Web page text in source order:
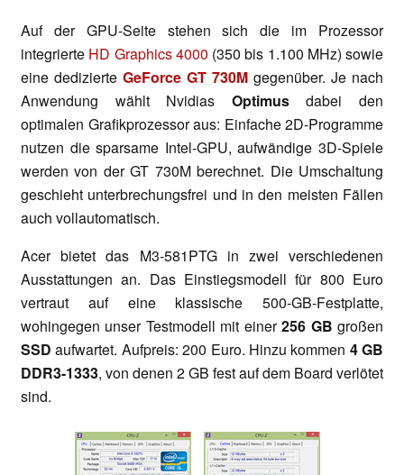
Auf der GPU-Seite stehen sich die im Prozessor
integrierte HD Graphics 4000 (350 bis 1.100 MHz) sowie
eine dedizierte GeForce GT 730M gegenüber. Je nach
Anwendung wählt Nvidias Optimusdabei den
optimalen Grafikprozessor aus: Einfache 2D-Programme
nutzen die sparsame Intel-GPU, aufwändige 3D-Spiele
werden von der GT 730M berechnet. Die Umschaltung
geschieht unterbrechungsfrei und in den meisten Fällen
auch vollautomatisch.
Acer bietet das M3-581PTG in zwei verschiedenen
Ausstattungen an. Das Einstiegsmodell für 800 Euro
vertraut auf eine klassische 500-GB-Festplatte,
wohingegen unser Testmodell mit einer256 GB großen
SSDaufwartet. Aufpreis: 200 Euro. Hinzu kommen 4 GB
DDR3-1333, von denen 2 GB fest auf dem Board verlötet
sind.